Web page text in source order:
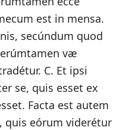
est in mensa.
secúndum quod
væ
C. Et ipsi
se, quis esset ex
Facta est autem
quis eórum viderétur